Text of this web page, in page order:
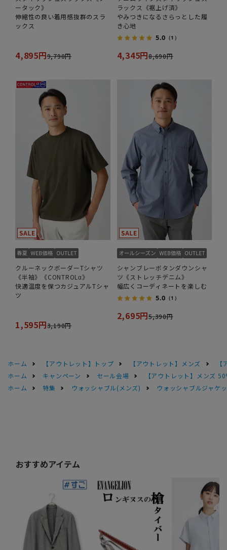
ータック》
伸縮性の良い着用感抜群のスラ
ックス
4,895円9,790円
ラックス《裾上げ済》
やみつきになるさらっとした履
き心地
5.0 （1）
4,345円8,690円
クルーネックボーダーTシャツ
《半袖》《CONTROLα》
快適温度を保つカジュアルTシャ
ツ
1,595円3,190円
シャンブレーボタンダウンシャ
ツ《ストレッチデニム》
幅広くコーディネートを楽しむ
5.0 （1）
2,695円5,390円
ホーム 【アウトレット】トップ 【アウトレット】メンズ
ホーム
キャンペーン セール会場
【アウトレット】メンズ
ホーム
特集 ウォッシャブル(メンズ) ウォッシャブルジャケ